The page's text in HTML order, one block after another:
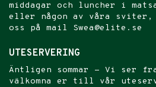
middagar och luncher i
eller någon av våra sviter,
oss på mail Swea@elite.se
UTESERVERING
Äntligen sommar - Vi ser
välkomna er till vår